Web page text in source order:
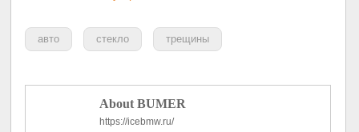
авто стекло трещины
About BUMER
https://icebmw.ru/